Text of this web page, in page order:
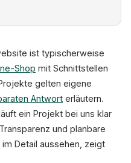
ist typischerweise
Shop mit Schnittstellen
gelten eigene
Antwort erläutern.
ein Projekt bei uns klar
und planbare
Detail aussehen, zeigt